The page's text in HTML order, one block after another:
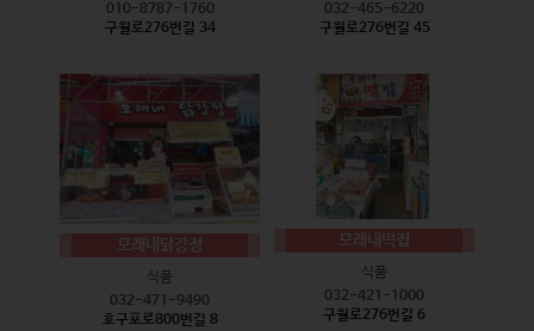
010-8787-1760
구월로276번길 34
032-465-6220
구월로276번길 45
모래내닭강정
식품
032-471-9490
호구포로800번길 8
모래내떡집
식품
032-421-1000
구월로276번길 6